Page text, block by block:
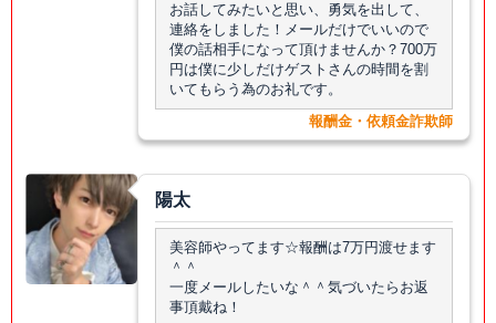
お話してみたいと思い、勇気を出して、
連絡をしました！メールだけでいいので
僕の話相手になって頂けませんか？700万
円は僕に少しだけゲストさんの時間を割
いてもらう為のお礼です。
報酬金・依頼金詐欺師
陽太
美容師やってます☆報酬は7万円渡せます
＾＾
一度メールしたいな＾＾気づいたらお返
事頂戴ね！